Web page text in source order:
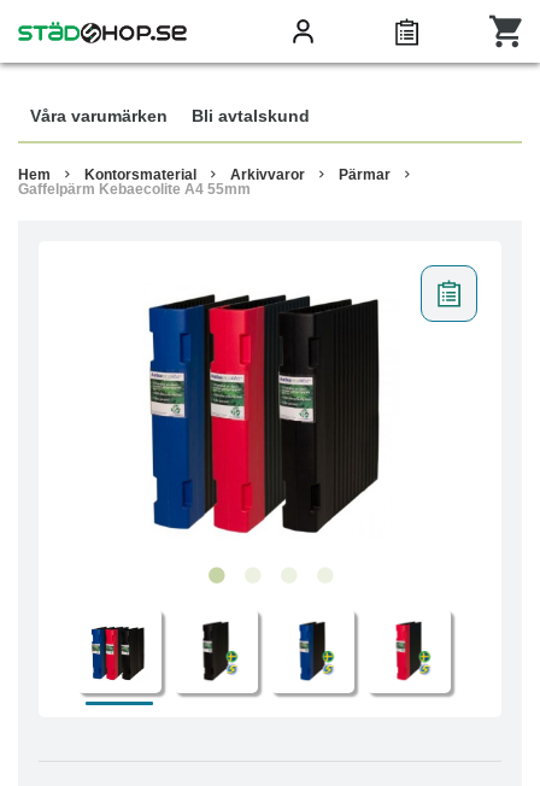
Våra varumärken Bli avtalskund
Hem Kontorsmaterial Arkivvaror
Pärmar
Gaffelpärm Kebaecolite A4 55mm